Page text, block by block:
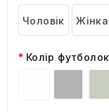
Чоловік Жінка
Колір футболок